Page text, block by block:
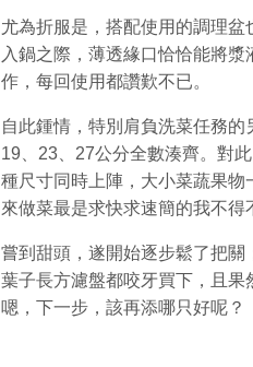
尤為折服是，搭配使用的調理
入鍋之際，薄透緣口恰恰能將
作，每回使用都讚歎不已。
自此鍾情，特別肩負洗菜任務的
19、23、27公分全數湊齊。對
種尺寸同時上陣，大小菜蔬果
來做菜最是求快求速簡的我不得
嘗到甜頭，遂開始逐步鬆了把
葉子長方濾盤都咬牙買下，且
嗯，下一步，該再添哪只好呢？